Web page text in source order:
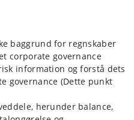
baggrund for regnskaber
corporate governance
information og forstå dets
governance (Dette punkt
herunder balance,